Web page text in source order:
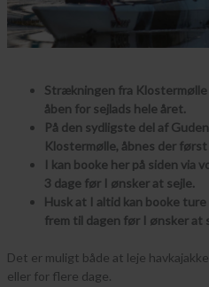
Strækningen fra
åben for sejlads hele året.
På den sydligste del af
Klostermølle, åbnes der først
I kan booke her på siden via
3 dage før I ønsker at sejle.
Husk at I altid kan booke
frem til dagen før I ønsker at
Det er muligt både at leje
eller for flere dage.